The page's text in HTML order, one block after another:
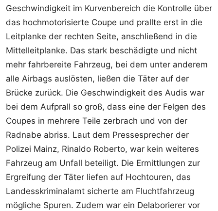
Geschwindigkeit im Kurvenbereich die Kontrolle über
das hochmotorisierte Coupe und prallte erst in die
Leitplanke der rechten Seite, anschließend in die
Mittelleitplanke. Das stark beschädigte und nicht
mehr fahrbereite Fahrzeug, bei dem unter anderem
alle Airbags auslösten, ließen die Täter auf der
Brücke zurück. Die Geschwindigkeit des Audis war
bei dem Aufprall so groß, dass eine der Felgen des
Coupes in mehrere Teile zerbrach und von der
Radnabe abriss. Laut dem Pressesprecher der
Polizei Mainz, Rinaldo Roberto, war kein weiteres
Fahrzeug am Unfall beteiligt. Die Ermittlungen zur
Ergreifung der Täter liefen auf Hochtouren, das
Landesskriminalamt sicherte am Fluchtfahrzeug
mögliche Spuren. Zudem war ein Delaborierer vor